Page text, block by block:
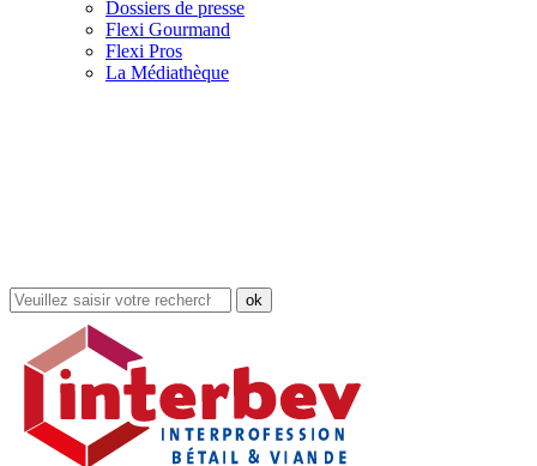
Dossiers de presse
Flexi Gourmand
Flexi Pros
La Médiathèque
Rechercher
dans
site